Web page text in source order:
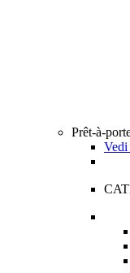
Prêt-à-
Vedi